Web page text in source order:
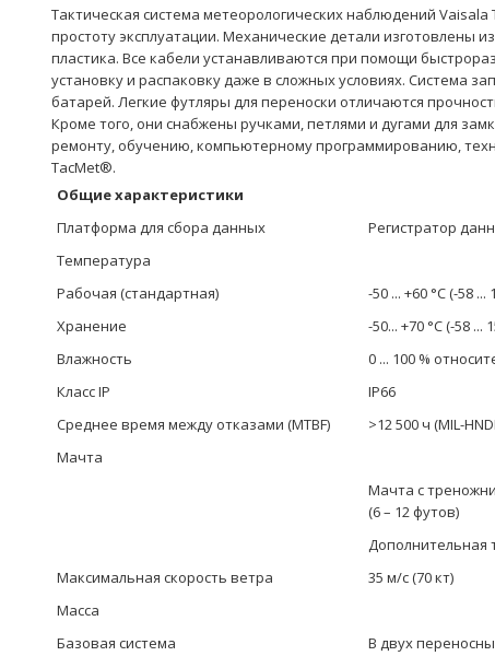
Тактическая система метеорологических наблюдений
простоту эксплуатации. Механические детали изготовлены
пластика. Все кабели устанавливаются при помощи
установку и распаковку даже в сложных условиях. Система
батарей. Легкие футляры для переноски отличаются
Кроме того, они снабжены ручками, петлями и дугами для
ремонту, обучению, компьютерному программированию,
TacMet®.
Общие характеристики
Платформа для сбора данных
Регистратор
Температура
Рабочая (стандартная)
-50 ... +60 °C (-58 ...
Хранение
-50... +70 °C (-58 ...
Влажность
0 ... 100 %
Класс IP
IP66
Среднее время между отказами (MTBF)
>12 500 ч (MIL-
Мачта
Мачта с
(6 – 12 футов)
Дополнительная
Максимальная скорость ветра
35 м/с (70 кт)
Масса
Базовая система
В двух